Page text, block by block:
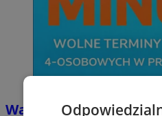
Wakacyjny